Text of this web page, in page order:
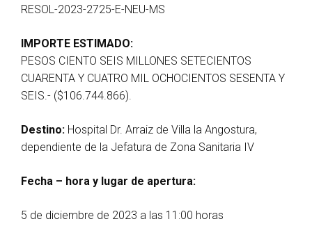
RESOL-2023-2725-E-NEU-MS
IMPORTE ESTIMADO:
PESOS CIENTO SEIS MILLONES SETECIENTOS
CUARENTA Y CUATRO MIL OCHOCIENTOS SESENTA Y
SEIS.- ($106.744.866).
Destino: Hospital Dr. Arraiz de Villa la Angostura,
dependiente de la Jefatura de Zona Sanitaria IV
Fecha – hora y lugar de apertura:
5 de diciembre de 2023 a las 11:00 horas